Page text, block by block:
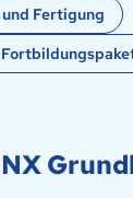
Fertigung